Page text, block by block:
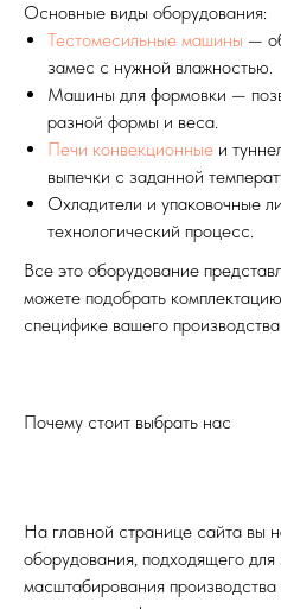
Основные виды оборудования:
Тестомесильные машины —
замес с нужной влажностью.
Машины для формовки —
разной формы и веса.
Печи конвекционные и
выпечки с заданной
Охладители и упаковочные
технологический процесс.
Все это оборудование
можете подобрать
специфике вашего
Почему стоит выбрать нас
На главной странице сайта вы
оборудования, подходящего для
масштабирования производства